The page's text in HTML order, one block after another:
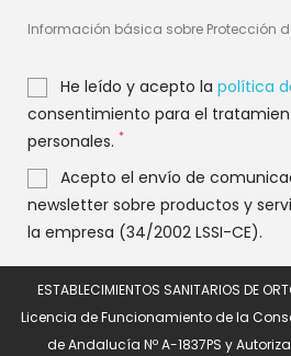
Información básica sobre Protección
He leído y acepto la política
consentimiento para el
personales. *
Acepto el envío de
newsletter sobre productos y
la empresa (34/2002 LSSI-CE).
ESTABLECIMIENTOS SANITARIOS DE
Licencia de Funcionamiento de la
de Andalucía Nº A-1837PS y